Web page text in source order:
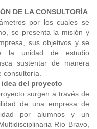
DE LA CONSULTORÍA
por los cuales se
se presenta la misión y
sus objetivos y se
la unidad de estudio
sustentar de manera
consultoría.
del proyecto
surgen a través de
de una empresa de
por alumnos y un
Río Bravo,